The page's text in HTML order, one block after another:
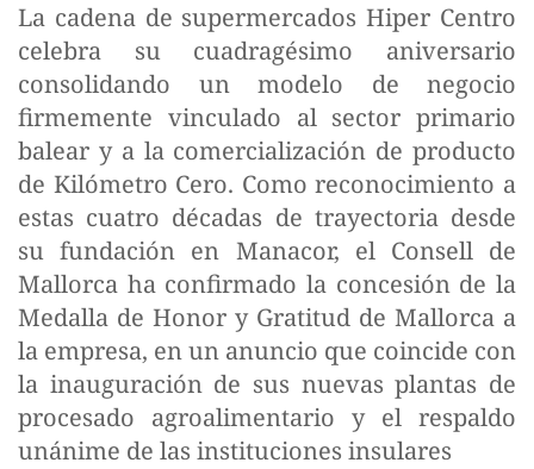
La cadena de supermercados Hiper Centro
celebra su cuadragésimo aniversario
consolidando un modelo de negocio
firmemente vinculado al sector primario
balear y a la comercialización de producto
de Kilómetro Cero. Como reconocimiento a
estas cuatro décadas de trayectoria desde
su fundación en Manacor, el Consell de
Mallorca ha confirmado la concesión de la
Medalla de Honor y Gratitud de Mallorca a
la empresa, en un anuncio que coincide con
la inauguración de sus nuevas plantas de
procesado agroalimentario y el respaldo
unánime de las instituciones insulares